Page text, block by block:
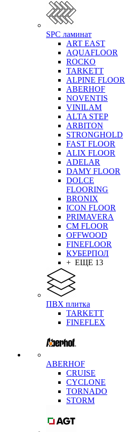
SPC ламинат
ART EAST
AQUAFLOOR
ROCKO
TARKETT
ALPINE FLOOR
ABERHOF
NOVENTIS
VINILAM
ALTA STEP
ARBITON
STRONGHOLD
FAST FLOOR
ALIX FLOOR
ADELAR
DAMY FLOOR
DOLCE
FLOORING
BRONIX
ICON FLOOR
PRIMAVERA
CM FLOOR
OFFWOOD
FINEFLOOR
КУБЕРПОЛ
+ ЕЩЕ 13
ПВХ плитка
TARKETT
FINEFLEX
ABERHOF
CRUISE
CYCLONE
TORNADO
STORM